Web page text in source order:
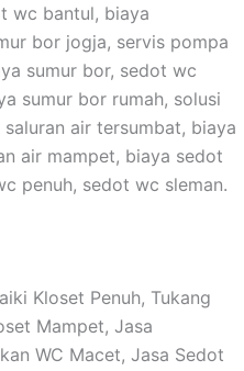
wc bantul, biaya
bor jogja, servis pompa
sumur bor, sedot wc
sumur bor rumah, solusi
air tersumbat, biaya
air mampet, biaya sedot
penuh, sedot wc sleman.
Kloset Penuh, Tukang
Mampet, Jasa
WC Macet, Jasa Sedot